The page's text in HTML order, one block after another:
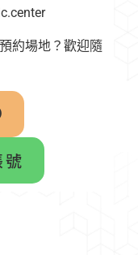
約場地？歡迎隨